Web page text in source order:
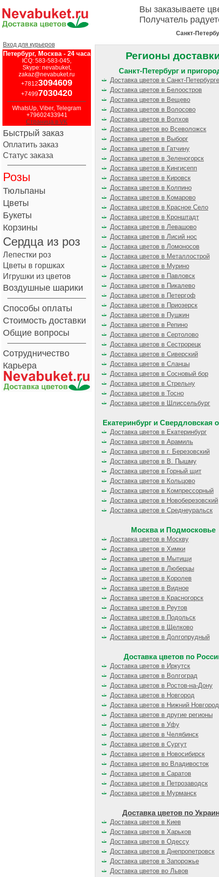
Вы заказываете
Получатель
Санкт-
Вход для курьеров
Петербург, Москва - 24 часа
ICQ: 583-583-045,
Skype: nevabuket,
zakaz@nevabuket.ru
+78123094609
+74997030420
WhatsUp, Viber, Telegram
+79602433941
Страница в VK
Быстрый заказ
Оплатить заказ
Статус заказа
Розы
Тюльпаны
Цветы
Букеты
Корзины
Сердца из роз
Лепестки роз
Цветы в горшках
Игрушки из цветов
Воздушные шарики
Способы оплаты
Стоимость доставки
Общие вопросы
Сотрудничество
Карьера
Регионы
Санкт-Петербург и
Доставка цветов в Санкт-Петербурге
Доставка цветов в Белоостров
Доставка цветов в Вещево
Доставка цветов в Волосово
Доставка цветов в Волхов
Доставка цветов во Всеволожск
Доставка цветов в Выборг
Доставка цветов в Гатчину
Доставка цветов в Зеленогорск
Доставка цветов в Кингисепп
Доставка цветов в Кировск
Доставка цветов в Колпино
Доставка цветов в Комарово
Доставка цветов в Красное Село
Доставка цветов в Кронштадт
Доставка цветов в Левашово
Доставка цветов в Лисий нос
Доставка цветов в Ломоносов
Доставка цветов в Металлострой
Доставка цветов в Мурино
Доставка цветов в Павловск
Доставка цветов в Пикалево
Доставка цветов в Петергоф
Доставка цветов в Приозерск
Доставка цветов в Пушкин
Доставка цветов в Репино
Доставка цветов в Сертолово
Доставка цветов в Сестрорецк
Доставка цветов в Сиверский
Доставка цветов в Сланцы
Доставка цветов в Сосновый бор
Доставка цветов в Стрельну
Доставка цветов в Тосно
Доставка цветов в Шлиссельбург
Екатеринбург и Свердловская
Доставка цветов в Екатеринбург
Доставка цветов в Арамиль
Доставка цветов в г. Березовский
Доставка цветов в В. Пышму
Доставка цветов в Горный щит
Доставка цветов в Кольцово
Доставка цветов в Компрессорный
Доставка цветов в Новоберезовский
Доставка цветов в Среднеуральск
Москва и Подмосковье
Доставка цветов в Москву
Доставка цветов в Химки
Доставка цветов в Мытищи
Доставка цветов в Люберцы
Доставка цветов в Королев
Доставка цветов в Видное
Доставка цветов в Красногорск
Доставка цветов в Реутов
Доставка цветов в Подольск
Доставка цветов в Щелково
Доставка цветов в Долгопрудный
Доставка цветов по
Доставка цветов в Иркутск
Доставка цветов в Волгоград
Доставка цветов в Ростов-на-Дону
Доставка цветов в Новгород
Доставка цветов в Нижний Новгород
Доставка цветов в другие регионы
Доставка цветов в Уфу
Доставка цветов в Челябинск
Доставка цветов в Сургут
Доставка цветов в Новосибирск
Доставка цветов во Владивосток
Доставка цветов в Саратов
Доставка цветов в Петрозаводск
Доставка цветов в Мурманск
Доставка цветов по
Доставка цветов в Киев
Доставка цветов в Харьков
Доставка цветов в Одессу
Доставка цветов в Днепропетровск
Доставка цветов в Запорожье
Доставка цветов во Львов